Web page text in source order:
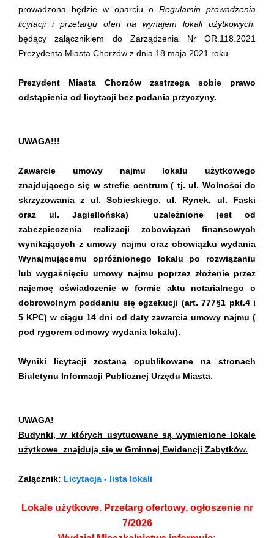
prowadzona będzie w oparciu o Regulamin prowadzenia
licytacji i przetargu ofert na wynajem lokali użytkowych,
będący załącznikiem do Zarządzenia Nr OR.118.2021
Prezydenta Miasta Chorzów z dnia 18 maja 2021 roku.
Prezydent Miasta Chorzów zastrzega sobie prawo
odstąpienia od licytacji bez podania przyczyny.
UWAGA!!!
Zawarcie umowy najmu lokalu użytkowego
znajdującego się w strefie centrum ( tj. ul. Wolności do
skrzyżowania z ul. Sobieskiego, ul. Rynek, ul. Faski
oraz ul. Jagiellońska) uzależnione jest od
zabezpieczenia realizacji zobowiązań finansowych
wynikających z umowy najmu oraz obowiązku wydania
Wynajmującemu opróżnionego lokalu po rozwiązaniu
lub wygaśnięciu umowy najmu poprzez złożenie przez
najemcę oświadczenie w formie aktu notarialnego o
dobrowolnym poddaniu się egzekucji (art. 777§1 pkt.4 i
5 KPC) w ciągu 14 dni od daty zawarcia umowy najmu (
pod rygorem odmowy wydania lokalu).
Wyniki licytacji zostaną opublikowane na stronach
Biuletynu Informacji Publicznej Urzędu Miasta.
UWAGA!
Budynki, w których usytuowane są wymienione lokale
użytkowe znajdują się w Gminnej Ewidencji Zabytków.
Załącznik: Licytacja - lista lokali
Lokale użytkowe. Przetarg ofertowy, ogłoszenie nr
7/2026